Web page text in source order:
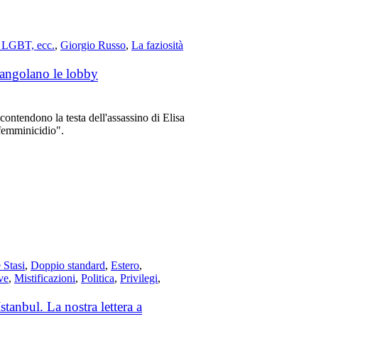
LGBT, ecc.,Giorgio Russo,La faziosità
le lobby
la testa dell'assassino di Elisa
,Doppio standard,Estero,
,Mistificazioni,Politica,Privilegi,
La nostra lettera a